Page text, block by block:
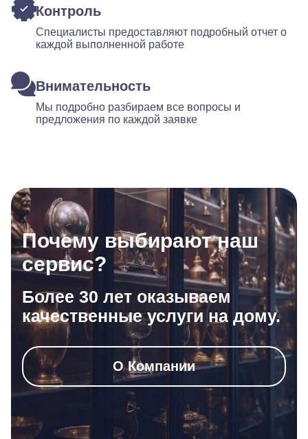
Контроль
Специалисты предоставляют подробный отчет о
каждой выполненной работе
Внимательность
Мы подробно разбираем все вопросы и
предложения по каждой заявке
Почему выбирают наш
сервис?
Более 30 лет оказываем
качественные услуги на дому.
О Компании